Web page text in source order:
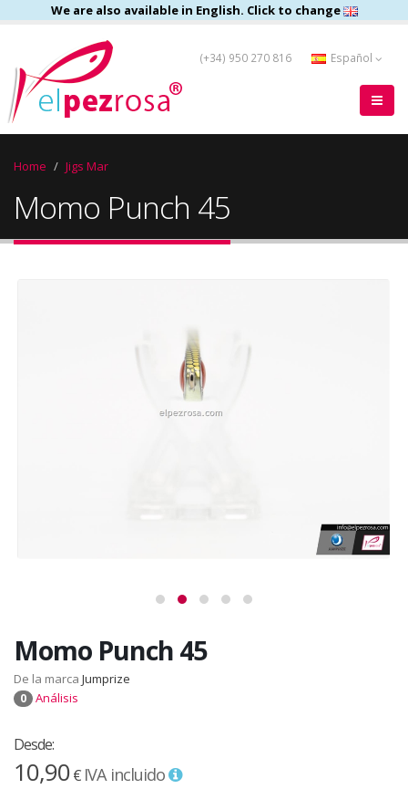
We are also available in English. Click to change
(+34) 950 270 816 Español
Home Jigs Mar
Momo Punch 45
Momo Punch 45
De la marca Jumprize
0 Análisis
Desde:
10,90€ IVA incluido